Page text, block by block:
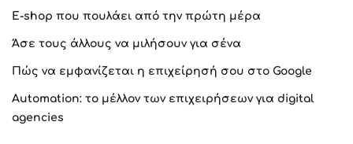
E-shop που πουλάει από την πρώτη μέρα
Άσε τους άλλους να μιλήσουν για σένα
Πώς να εμφανίζεται η επιχείρησή σου στο Google
Automation: το μέλλον των επιχειρήσεων για digital
agencies